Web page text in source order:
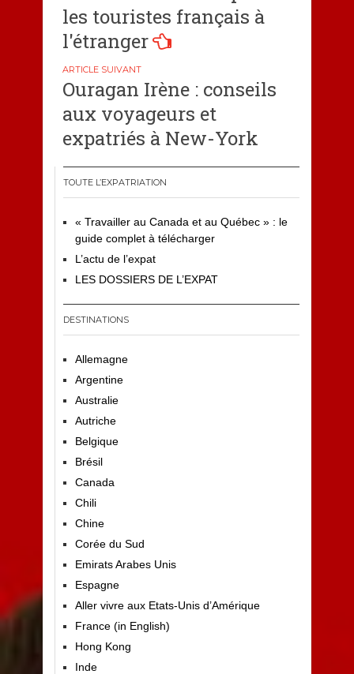
l’article
les touristes français à
l'étranger
Ouragan Irène : conseils
aux voyageurs et
expatriés à New-York
TOUTE L’EXPATRIATION
« Travailler au Canada et au Québec » : le
guide complet à télécharger
L’actu de l’expat
LES DOSSIERS DE L’EXPAT
DESTINATIONS
Allemagne
Argentine
Australie
Autriche
Belgique
Brésil
Canada
Chili
Chine
Corée du Sud
Emirats Arabes Unis
Espagne
Aller vivre aux Etats-Unis d’Amérique
France (in English)
Hong Kong
Inde